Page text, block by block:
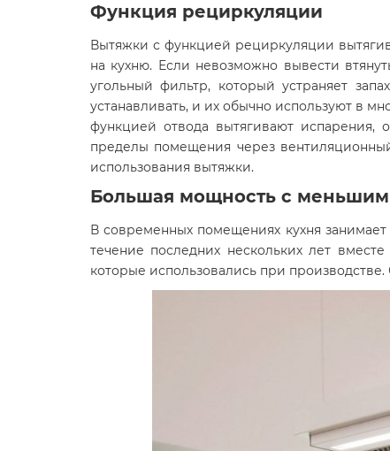
Функция рециркуляции
Вытяжки с функцией рециркуляции
на кухню. Если невозможно вывести
угольный фильтр, который устраняет
устанавливать, и их обычно используют в
функцией отвода вытягивают испарения,
пределы помещения через
использования вытяжки.
Большая мощность с
В современных помещениях кухня
течение последних нескольких лет
которые использовались при